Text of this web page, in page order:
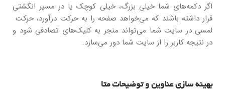
اگر دکمه‌های شما خیلی بزرگ، خیلی کوچک یا در مسیر انگشتی
قرار داشته باشند که می‌خواهد صفحه را به حرکت درآورد، حرکت
لمسی در سایت شما می‌تواند منجر به کلیک‌های تصادفی شود و
در نتیجه کاربر را از سایت شما دور می‌سازد.
بهینه سازی عناوین و توضیحات متا